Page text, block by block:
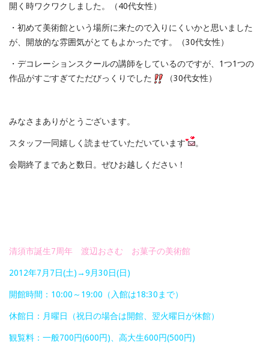
開く時ワクワクしました。（40代女性）
・初めて美術館という場所に来たので入りにくいかと思いました
が、開放的な雰囲気がとてもよかったです。（30代女性）
・デコレーションスクールの講師をしているのですが、1つ1つの
作品がすごすぎてただびっくりでした
（30代女性）
みなさまありがとうございます。
スタッフ一同嬉しく読ませていただいています 。
会期終了まであと数日。ぜひお越しください！
清須市誕生7周年 渡辺おさむ お菓子の美術館
2012年7月7日(土)→9月30日(日)
開館時間：10:00～19:00（入館は18:30まで）
休館日：月曜日（祝日の場合は開館、翌火曜日が休館）
観覧料：一般700円(600円)、高大生600円(500円)